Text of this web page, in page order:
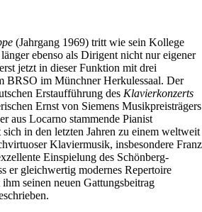
(Jahrgang 1969) tritt wie sein Kollege
ebenso als Dirigent nicht nur eigener
jetzt in dieser Funktion mit drei
BRSO im Münchner Herkulessaal. Der
Erstaufführung des Klavierkonzerts
Ernst von Siemens Musikpreisträgers
aus Locarno stammende Pianist
sich in den letzten Jahren zu einem weltweit
Klaviermusik, insbesondere Franz
Einspielung des Schönberg-
er gleichwertig modernes Repertoire
seinen neuen Gattungsbeitrag